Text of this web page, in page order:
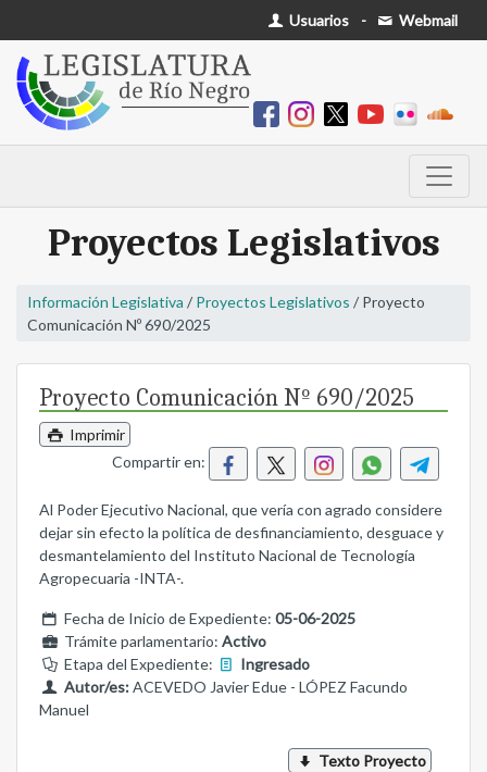
Usuarios - Webmail
Proyectos Legislativos
Información Legislativa / Proyectos Legislativos / Proyecto
Comunicación Nº 690/2025
Proyecto Comunicación Nº 690/2025
Imprimir
Compartir en:
Al Poder Ejecutivo Nacional, que vería con agrado considere
dejar sin efecto la política de desfinanciamiento, desguace y
desmantelamiento del Instituto Nacional de Tecnología
Agropecuaria -INTA-.
Fecha de Inicio de Expediente: 05-06-2025
Trámite parlamentario: Activo
Etapa del Expediente:
Ingresado
Autor/es:ACEVEDO Javier Edue - LÓPEZ Facundo
Manuel
Texto Proyecto